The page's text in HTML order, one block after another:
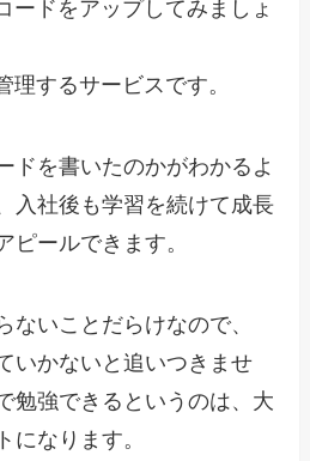
ードをアップしてみましょ
理するサービスです。
ドを書いたのかがわかるよ
入社後も学習を続けて成長
ピールできます。
ないことだらけなので、
いかないと追いつきませ
勉強できるというのは、大
になります。